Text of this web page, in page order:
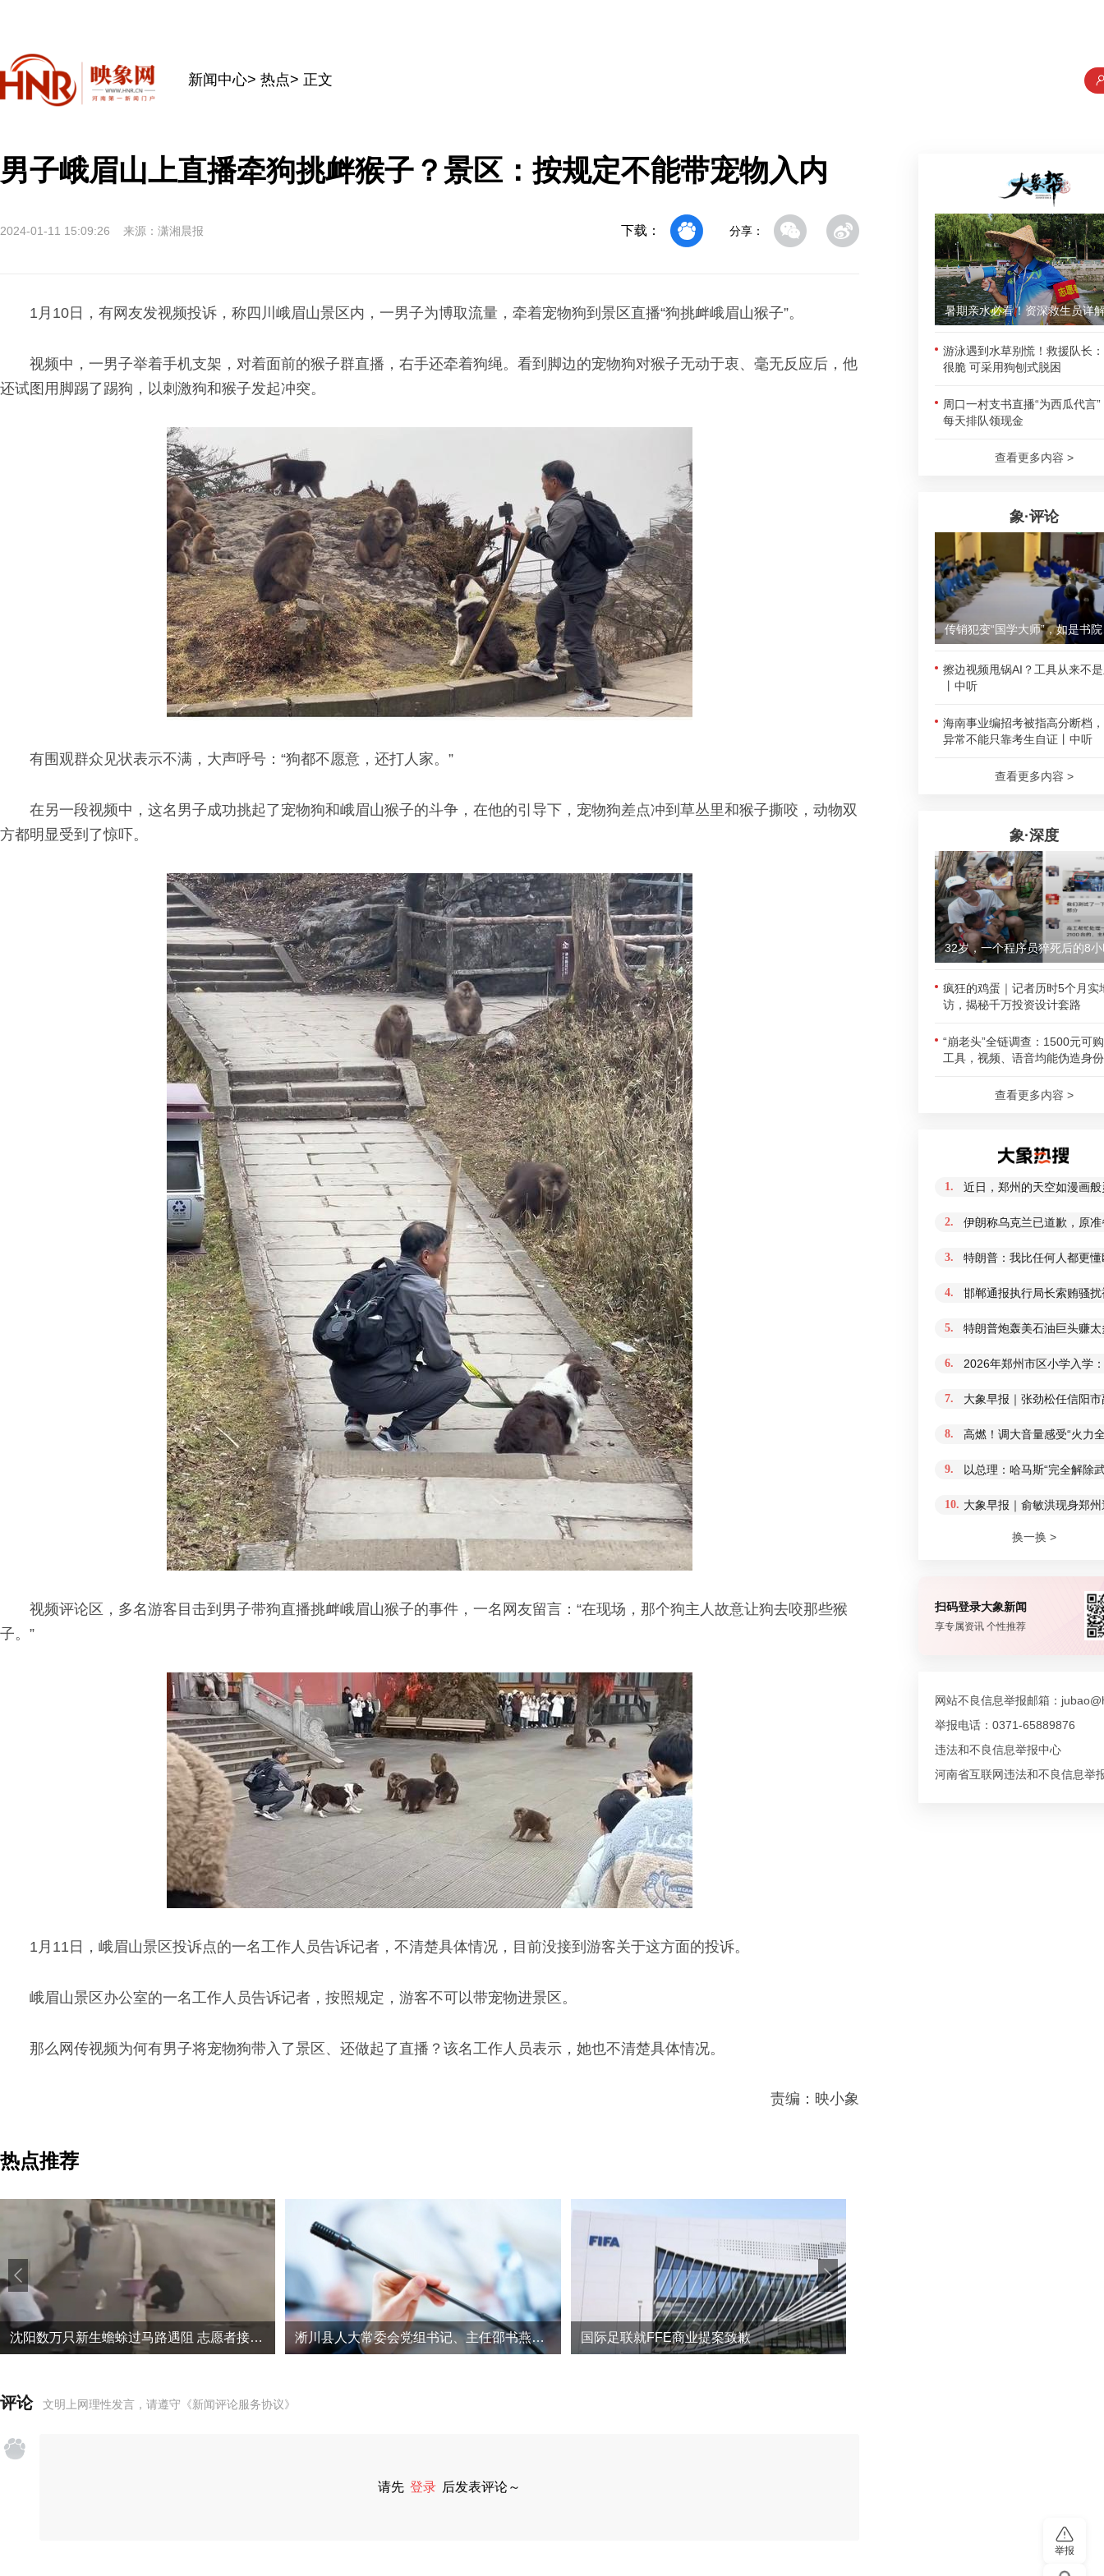
新闻中心> 热点> 正文
男子峨眉山上直播牵狗挑衅猴子？景区：按规定不能带宠物入内
2024-01-11 15:09:26 来源：潇湘晨报 下载： 分享：
1月10日，有网友发视频投诉，称四川峨眉山景区内，一男子为博取流量，牵着宠物狗到景区直播“狗挑衅峨眉山猴子”。
视频中，一男子举着手机支架，对着面前的猴子群直播，右手还牵着狗绳。看到脚边的宠物狗对猴子无动于衷、毫无反应后，他
还试图用脚踢了踢狗，以刺激狗和猴子发起冲突。
有围观群众见状表示不满，大声呼号：“狗都不愿意，还打人家。”
在另一段视频中，这名男子成功挑起了宠物狗和峨眉山猴子的斗争，在他的引导下，宠物狗差点冲到草丛里和猴子撕咬，动物双
方都明显受到了惊吓。
视频评论区，多名游客目击到男子带狗直播挑衅峨眉山猴子的事件，一名网友留言：“在现场，那个狗主人故意让狗去咬那些猴
子。”
1月11日，峨眉山景区投诉点的一名工作人员告诉记者，不清楚具体情况，目前没接到游客关于这方面的投诉。
峨眉山景区办公室的一名工作人员告诉记者，按照规定，游客不可以带宠物进景区。
那么网传视频为何有男子将宠物狗带入了景区、还做起了直播？该名工作人员表示，她也不清楚具体情况。
责编：映小象
热点推荐
沈阳数万只新生蟾蜍过马路遇阻 志愿者接力帮助蟾蜍宝宝迁徙 淅川县人大常委会党组书记、主任邵书燕接受纪律审查和监察调查 国际足联就FFE商业提案致歉
评论 文明上网理性发言，请遵守 《新闻评论服务协议》
请先 登录 后发表评论～
游泳遇到水草别慌！救援队长
很脆 可采用狗刨式脱困
周口一村支书直播“为西瓜代言”
每天排队领现金
查看更多内容 >
象·评论
擦边视频甩锅AI？工具从来不
丨中听
海南事业编招考被指高分断档
异常不能只靠考生自证丨中听
查看更多内容 >
象·深度
32岁，一个程序员猝死后的8
疯狂的鸡蛋｜记者历时5个月实
访，揭秘千万投资设计套路
“崩老头”全链调查：1500元可
工具，视频、语音均能伪造身份
查看更多内容 >
1. 近日，郑州的天空如漫画
2. 伊朗称乌克兰已道歉，原
3. 特朗普：我比任何人都更
4. 邯郸通报执行局长索贿骚
5. 特朗普炮轰美石油巨头赚
6. 2026年郑州市区小学入学
7. 大象早报｜张劲松任信阳
8. 高燃！调大音量感受“火力
9. 以总理：哈马斯“完全解除
10. 大象早报｜俞敏洪现身郑
换一换 >
扫码登录大象新闻
享专属资讯 个性推荐
网站不良信息举报邮箱：
举报电话：0371-65889876
违法和不良信息举报中心
河南省互联网违法和不良信息举
举报